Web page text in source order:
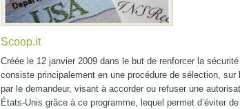
Scoop.it
Créée le 12 janvier 2009 dans le but de renforcer la
consiste principalement en une procédure de sélection,
par le demandeur, visant à accorder ou refuser une
États-Unis grâce à ce programme, lequel permet d’éviter